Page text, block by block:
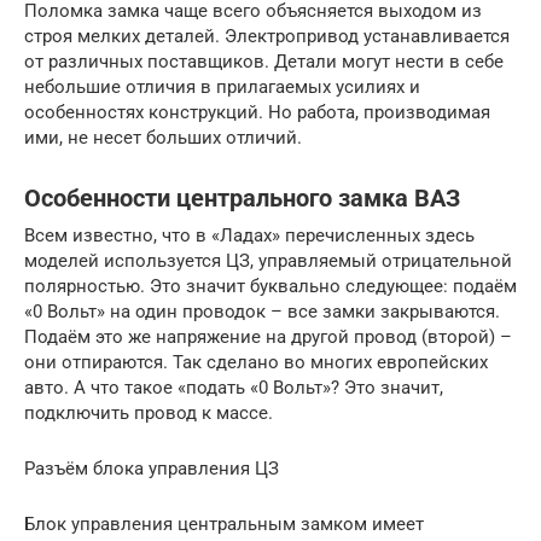
Поломка замка чаще всего объясняется выходом из
строя мелких деталей. Электропривод устанавливается
от различных поставщиков. Детали могут нести в себе
небольшие отличия в прилагаемых усилиях и
особенностях конструкций. Но работа, производимая
ими, не несет больших отличий.
Особенности центрального замка ВАЗ
Всем известно, что в «Ладах» перечисленных здесь
моделей используется ЦЗ, управляемый отрицательной
полярностью. Это значит буквально следующее: подаём
«0 Вольт» на один проводок – все замки закрываются.
Подаём это же напряжение на другой провод (второй) –
они отпираются. Так сделано во многих европейских
авто. А что такое «подать «0 Вольт»? Это значит,
подключить провод к массе.
Разъём блока управления ЦЗ
Блок управления центральным замком имеет